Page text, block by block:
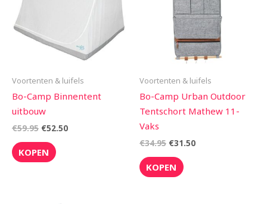
Voortenten & luifels
Bo-Camp Binnentent
uitbouw
€59.95 €52.50
KOPEN
Voortenten & luifels
Bo-Camp Urban Outdoor
Tentschort Mathew 11-
Vaks
€34.95 €31.50
KOPEN